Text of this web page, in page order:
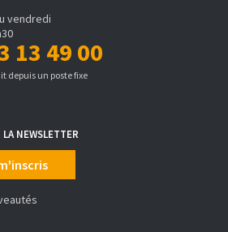
vendredi
13 49 00
depuis un poste fixe
LA NEWSLETTER